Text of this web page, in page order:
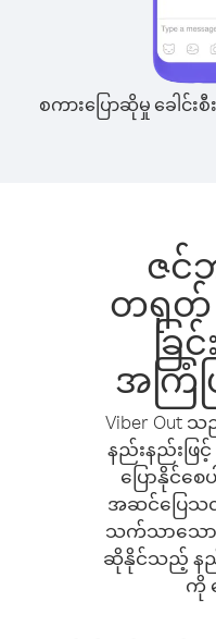
စကားပြောဆိုမှု ခေါင်းစီ
ဇင်
တရုတ်
ခ
အကြံပ
Viber
နည်းနည်းဖြင့်
ပြောနိုင်စ
အဆင်ပြေသလို
သက်သာသော နှု
ဆိုနိုင်သည့် နည်
ကို